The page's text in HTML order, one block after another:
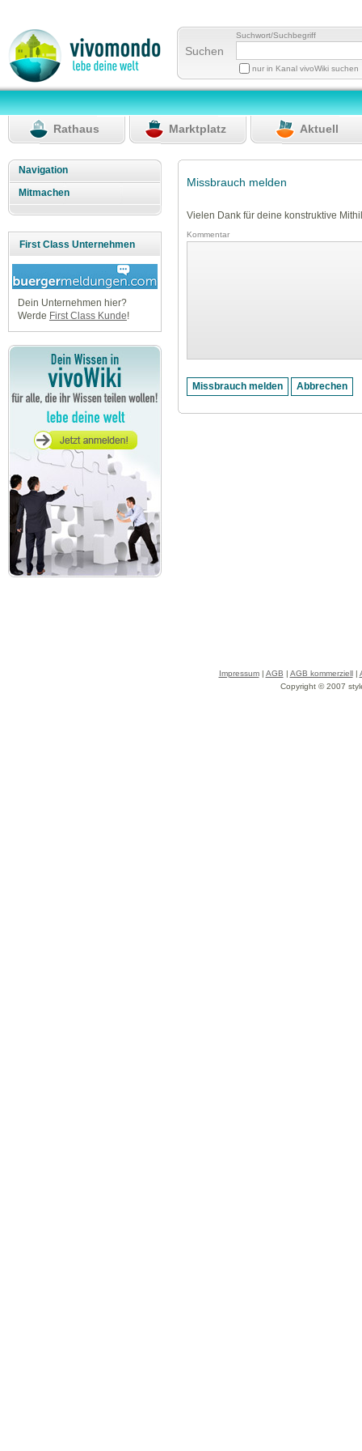
Suchen
Suchwort/Suchbegriff
nur in Kanal vivoWiki suchen
Rathaus Marktplatz Aktuell
Navigation
Mitmachen
First Class Unternehmen
Dein Unternehmen hier?
Werde First Class Kunde!
Missbrauch melden
Vielen Dank für deine konstruktive
Kommentar
Impressum| AGB | AGB kommerziell|
Copyright © 2007